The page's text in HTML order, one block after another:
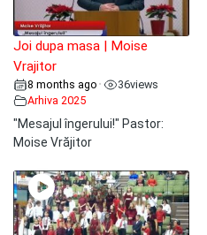
Joi dupa masa | Moise
Vrajitor
8 months ago • 36views
Arhiva 2025
"Mesajul îngerului!" Pastor:
Moise Vrăjitor